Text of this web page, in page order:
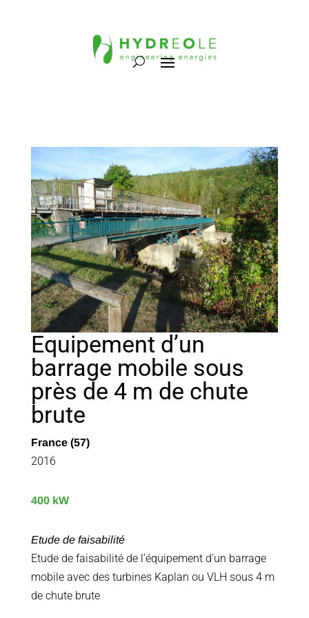
Equipement d’un
barrage mobile sous
près de 4 m de chute
brute
France (57)
2016
400 kW
Etude de faisabilité
Etude de faisabilité de l’équipement d’un barrage
mobile avec des turbines Kaplan ou VLH sous 4 m
de chute brute